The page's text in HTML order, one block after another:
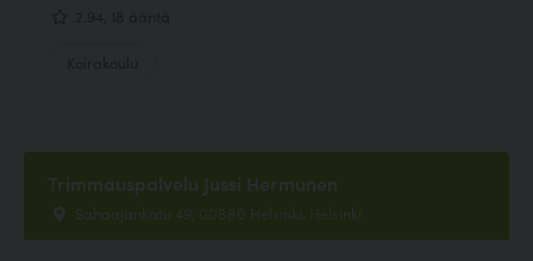
Trimmauspalvelu Jussi Hermunen
Sahaajankatu 49, 00880 Helsinki, Helsinki